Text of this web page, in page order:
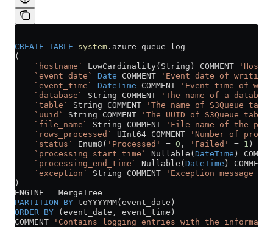
CREATE TABLE system .azure_queue_log
(
    `hostname`
LowCardinality(String) COMMENT
    `event_date`
Date COMMENT
'Event date of
    `event_time`
DateTime COMMENT
'Event time of
    `database`
String COMMENT
'The name of a
    `table`
String COMMENT
'The name of S3Queue
    `uuid`
String COMMENT
'The UUID of S3Queue table'
    `file_name`
String COMMENT
'File name of the
    `rows_processed`
UInt64 COMMENT
'Number of
    `status`
Enum8( 'Processed' = 0 , 'Failed' = 1 )
    `processing_start_time`
Nullable( DateTime )
    `processing_end_time`
Nullable( DateTime ) COMMENT
    `exception`
String COMMENT
'Exception message if
)
ENGINE = MergeTree
PARTITION BY toYYYYMM(event_date)
ORDER BY (event_date, event_time)
COMMENT
'Contains logging entries with the